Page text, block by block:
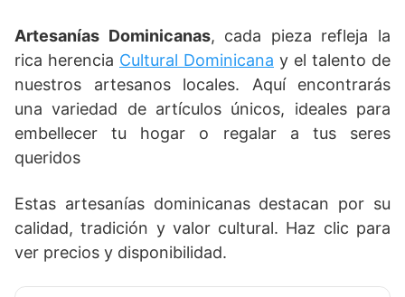
Artesanías Dominicanas, cada pieza refleja la
rica herencia Cultural Dominicana y el talento de
nuestros artesanos locales. Aquí encontrarás
una variedad de artículos únicos, ideales para
embellecer tu hogar o regalar a tus seres
queridos
Estas artesanías dominicanas destacan por su
calidad, tradición y valor cultural. Haz clic para
ver precios y disponibilidad.